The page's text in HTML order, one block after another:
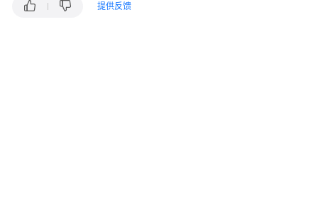
介
提供反馈